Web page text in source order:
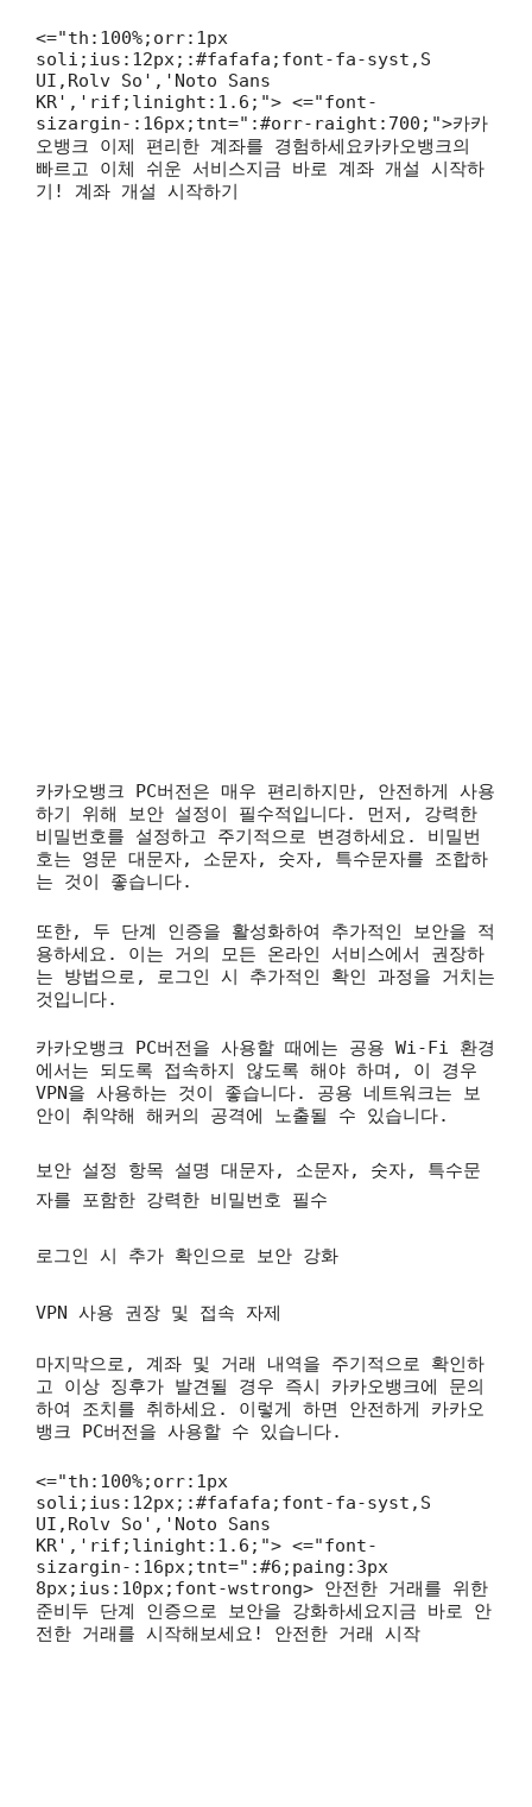
<="th:100%;orr:1px
soli;ius:12px;:#fafafa;font-fa-syst,S
UI,Rolv So','Noto Sans
KR','rif;linight:1.6;"> <="font-
sizargin-:16px;tnt=":#orr-raight:700;">카카
오뱅크 이제 편리한 계좌를 경험하세요카카오뱅크의
빠르고 이체 쉬운 서비스지금 바로 계좌 개설 시작하
기! 계좌 개설 시작하기
카카오뱅크 PC버전은 매우 편리하지만, 안전하게 사용
하기 위해 보안 설정이 필수적입니다. 먼저, 강력한
비밀번호를 설정하고 주기적으로 변경하세요. 비밀번
호는 영문 대문자, 소문자, 숫자, 특수문자를 조합하
는 것이 좋습니다.
또한, 두 단계 인증을 활성화하여 추가적인 보안을 적
용하세요. 이는 거의 모든 온라인 서비스에서 권장하
는 방법으로, 로그인 시 추가적인 확인 과정을 거치는
것입니다.
카카오뱅크 PC버전을 사용할 때에는 공용 Wi-Fi 환경
에서는 되도록 접속하지 않도록 해야 하며, 이 경우
VPN을 사용하는 것이 좋습니다. 공용 네트워크는 보
안이 취약해 해커의 공격에 노출될 수 있습니다.
보안 설정 항목 설명 대문자, 소문자, 숫자, 특수문
자를 포함한 강력한 비밀번호 필수
로그인 시 추가 확인으로 보안 강화
VPN 사용 권장 및 접속 자제
마지막으로, 계좌 및 거래 내역을 주기적으로 확인하
고 이상 징후가 발견될 경우 즉시 카카오뱅크에 문의
하여 조치를 취하세요. 이렇게 하면 안전하게 카카오
뱅크 PC버전을 사용할 수 있습니다.
<="th:100%;orr:1px
soli;ius:12px;:#fafafa;font-fa-syst,S
UI,Rolv So','Noto Sans
KR','rif;linight:1.6;"> <="font-
sizargin-:16px;tnt=":#6;paing:3px
8px;ius:10px;font-wstrong> 안전한 거래를 위한
준비두 단계 인증으로 보안을 강화하세요지금 바로 안
전한 거래를 시작해보세요! 안전한 거래 시작